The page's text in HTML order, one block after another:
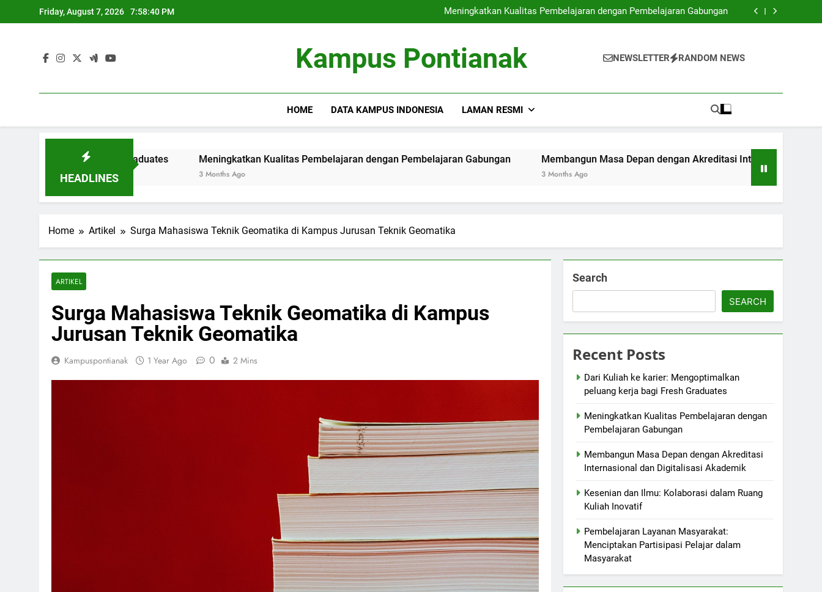
to
Friday, August 7, 2026 7:58:41 PM
Meningkatkan Kualitas Pembelajaran dengan Pembelajaran Gabungan
Membangun Masa Depan dengan Akreditasi Internasional dan Digitalisasi
Meningkatkan Kualitas Pembelajaran dengan Pembelajaran Gabungan
Membangun Masa Depan dengan Akreditasi Internasional dan Digitalisasi
Kampus Pontianak NEWSLETTER RANDOM NEWS
HOME DATA KAMPUS INDONESIA LAMAN RESMI
HEADLINES
bagi Fresh Graduates Meningkatkan Kualitas Pembelajaran dengan Pembelajaran Gabungan Membangun Masa Depan dengan Akreditasi Internasional dan Digitalisasi
Home Artikel Surga Mahasiswa Teknik Geomatika di Kampus Jurusan Teknik Geomatika
ARTIKEL
Surga Mahasiswa Teknik Geomatika di Kampus
Jurusan Teknik Geomatika
Kampuspontianak 1 Year Ago 0 2 Mins
Search
SEARCH
Recent Posts
Dari Kuliah ke karier: Mengoptimalkan
peluang kerja bagi Fresh Graduates
Meningkatkan Kualitas Pembelajaran dengan
Pembelajaran Gabungan
Membangun Masa Depan dengan Akreditasi
Internasional dan Digitalisasi Akademik
Kesenian dan Ilmu: Kolaborasi dalam Ruang
Kuliah Inovatif
Pembelajaran Layanan Masyarakat:
Menciptakan Partisipasi Pelajar dalam
Masyarakat